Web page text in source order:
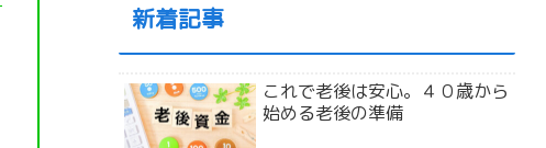
新着記事
これで老後は安心。４０歳から
始める老後の準備